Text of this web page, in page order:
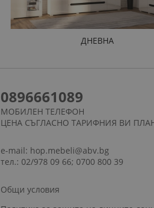
ДНЕВНА
0896661089
МОБИЛЕН ТЕЛЕФОН
ЦЕНА СЪГЛАСНО ТАРИФНИЯ ВИ
e-mail: hop.mebeli@abv.bg
тел.: 02/978 09 66; 0700 800 39
Общи условия